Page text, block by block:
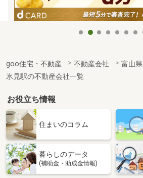
goo住宅・不動産 不動産会社 富山県
氷見駅の不動産会社一覧
お役立ち情報
住まいのコラム
暮らしのデータ
(補助金・助成金情報)